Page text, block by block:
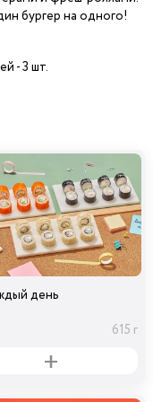
бургер на одного!
- 3 шт.
день
615 г